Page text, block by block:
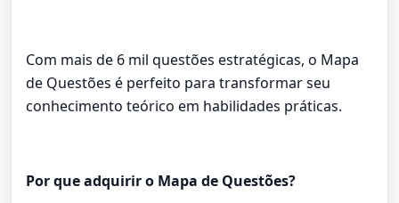
Com mais de 6 mil questões estratégicas, o Mapa
de Questões é perfeito para transformar seu
conhecimento teórico em habilidades práticas.
Por que adquirir o Mapa de Questões?